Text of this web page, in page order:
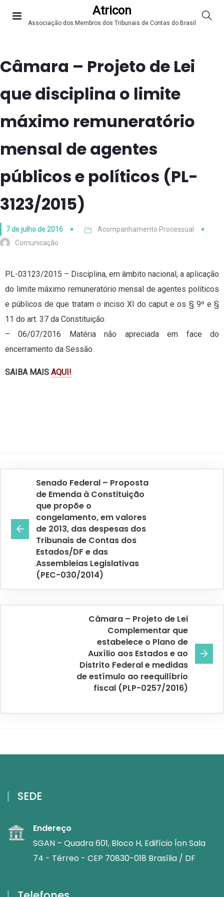
Atricon
Associação dos Membros dos Tribunais de Contas do Brasil
Câmara – Projeto de Lei
que disciplina o limite
máximo remuneratório
mensal de agentes
públicos e políticos (PL-
3123/2015)
7 de julho de 2016
Acompanhamento Processual
Comunicação
PL-03123/2015 – Disciplina, em âmbito nacional, a aplicação
do limite máximo remuneratório mensal de agentes políticos
e públicos de que tratam o inciso XI do caput e os § 9º e §
11 do art. 37 da Constituição.
– 06/07/2016 Matéria não apreciada em face do
encerramento da Sessão.
SAIBA MAIS AQUI!
Senado Federal – Proposta
de Emenda à Constituição
que propõe o
congelamento, em valores
de 2013, das despesas dos
Tribunais de Contas dos
Estados/DF e das
Assembleias Legislativas
(PEC-030/2014)
Câmara – Projeto de Lei
Complementar que
estabelece o Plano de
Auxílio aos Estados e ao
Distrito Federal e medidas
de estímulo ao reequilíbrio
fiscal (PLP-0257/2016)
SEDE
Endereço
SGAN – Quadra 601, Bloco H, Edifício Íon Sala
74 - Térreo - CEP 70830-018 Brasília / DF